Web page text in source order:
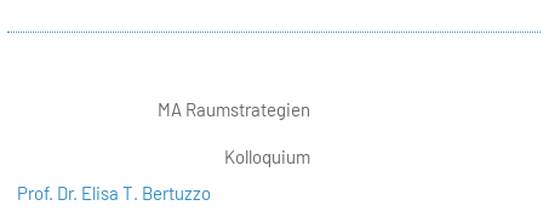
MA Raumstrategien
Kolloquium
Prof. Dr. Elisa T. Bertuzzo